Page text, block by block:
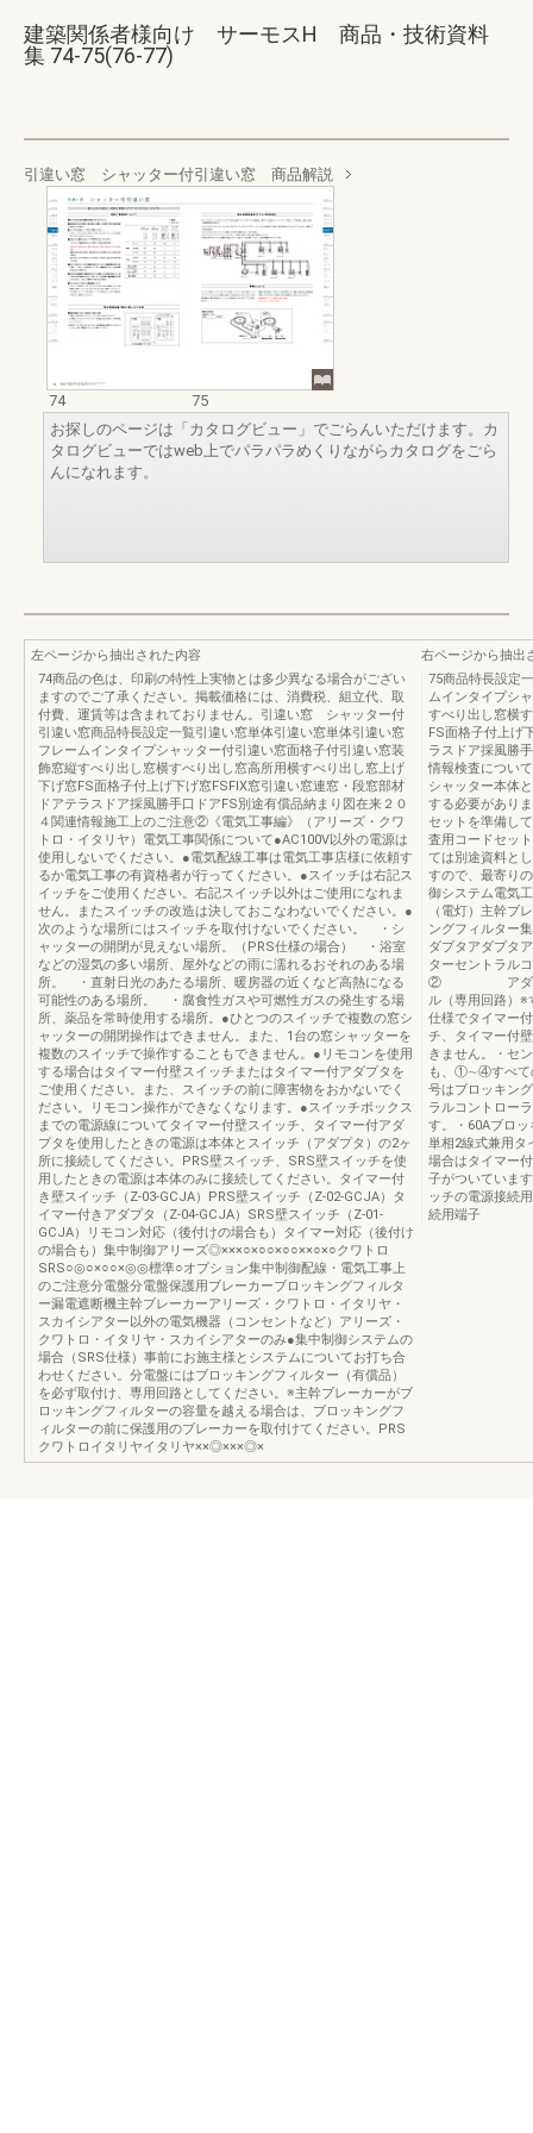
建築関係者様向け サーモスH 商品・技術資料
集 74-75(76-77)
引違い窓 シャッター付引違い窓 商品解説
74
75
お探しのページは「カタログビュー」でごらんいただけます。カ
タログビューではweb上でパラパラめくりながらカタログをごら
んになれます。
左ページから抽出された内容
74商品の色は、印刷の特性上実物とは多少異なる場合がござい
ますのでご了承ください。掲載価格には、消費税、組立代、取
付費、運賃等は含まれておりません。引違い窓 シャッター付
引違い窓商品特長設定一覧引違い窓単体引違い窓単体引違い窓
フレームインタイプシャッター付引違い窓面格子付引違い窓装
飾窓縦すべり出し窓横すべり出し窓高所用横すべり出し窓上げ
下げ窓FS面格子付上げ下げ窓FSFIX窓引違い窓連窓・段窓部材
ドアテラスドア採風勝手口ドアFS別途有償品納まり図在来２０
４関連情報施工上のご注意②《電気工事編》（アリーズ・クワ
トロ・イタリヤ）電気工事関係について●AC100V以外の電源は
使用しないでください。●電気配線工事は電気工事店様に依頼す
るか電気工事の有資格者が行ってください。●スイッチは右記ス
イッチをご使用ください。右記スイッチ以外はご使用になれま
せん。またスイッチの改造は決しておこなわないでください。●
次のような場所にはスイッチを取付けないでください。 ・シ
ャッターの開閉が見えない場所。（PRS仕様の場合） ・浴室
などの湿気の多い場所、屋外などの雨に濡れるおそれのある場
所。 ・直射日光のあたる場所、暖房器の近くなど高熱になる
可能性のある場所。 ・腐食性ガスや可燃性ガスの発生する場
所、薬品を常時使用する場所。●ひとつのスイッチで複数の窓シ
ャッターの開閉操作はできません。また、1台の窓シャッターを
複数のスイッチで操作することもできません。●リモコンを使用
する場合はタイマー付壁スイッチまたはタイマー付アダプタを
ご使用ください。また、スイッチの前に障害物をおかないでく
ださい。リモコン操作ができなくなります。●スイッチボックス
までの電源線についてタイマー付壁スイッチ、タイマー付アダ
プタを使用したときの電源は本体とスイッチ（アダプタ）の2ヶ
所に接続してください。PRS壁スイッチ、SRS壁スイッチを使
用したときの電源は本体のみに接続してください。タイマー付
き壁スイッチ（Z-03-GCJA）PRS壁スイッチ（Z-02-GCJA）タ
イマー付きアダプタ（Z-04-GCJA）SRS壁スイッチ（Z-01-
GCJA）リモコン対応（後付けの場合も）タイマー対応（後付け
の場合も）集中制御アリーズ◎×××○×○○×○○××○×○クワトロ
SRS○◎○×○○×◎◎標準○オプション集中制御配線・電気工事上
のご注意分電盤分電盤保護用ブレーカーブロッキングフィルタ
ー漏電遮断機主幹ブレーカーアリーズ・クワトロ・イタリヤ・
スカイシアター以外の電気機器（コンセントなど）アリーズ・
クワトロ・イタリヤ・スカイシアターのみ●集中制御システムの
場合（SRS仕様）事前にお施主様とシステムについてお打ち合
わせください。分電盤にはブロッキングフィルター（有償品）
を必ず取付け、専用回路としてください。※主幹ブレーカーがブ
ロッキングフィルターの容量を越える場合は、ブロッキングフ
ィルターの前に保護用のブレーカーを取付けてください。PRS
クワトロイタリヤイタリヤ××◎×××◎×
右ページから抽出
75商品特長設定
ムインタイプシ
すべり出し窓横
FS面格子付上げ
ラスドア採風勝
情報検査につい
シャッター本体
する必要があり
セットを準備し
査用コードセッ
ては別途資料と
すので、最寄り
御システム電気
（電灯）主幹ブ
ングフィルター
ダプタアダプタ
ターセントラ
② アダプタア
ル（専用回路）※
仕様でタイマー
チ、タイマー付
きません。・セ
も、①∼④すべて
号はブロッキン
ラルコントロー
す。・60Aブロ
単相2線式兼用タ
場合はタイマー
子がついていま
ッチの電源接続
続用端子